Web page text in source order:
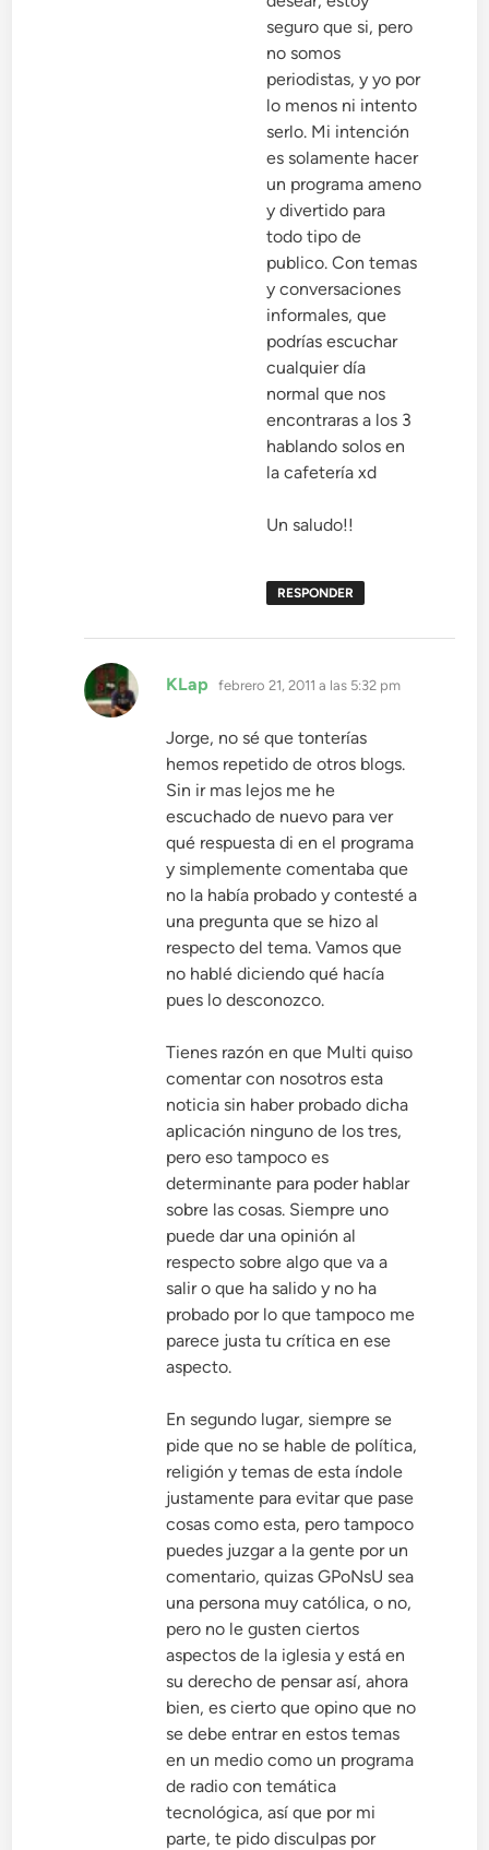
seguro que si, pero
no somos
periodistas, y yo por
lo menos ni intento
serlo. Mi intención
es solamente hacer
un programa ameno
y divertido para
todo tipo de
publico. Con temas
y conversaciones
informales, que
podrías escuchar
cualquier día
normal que nos
encontraras a los 3
hablando solos en
la cafetería xd
Un saludo!!
RESPONDER
KLap dice:
febrero 21, 2011 a las 5:32 pm
Jorge, no sé que tonterías
hemos repetido de otros blogs.
Sin ir mas lejos me he
escuchado de nuevo para ver
qué respuesta di en el programa
y simplemente comentaba que
no la había probado y contesté a
una pregunta que se hizo al
respecto del tema. Vamos que
no hablé diciendo qué hacía
pues lo desconozco.
Tienes razón en que Multi quiso
comentar con nosotros esta
noticia sin haber probado dicha
aplicación ninguno de los tres,
pero eso tampoco es
determinante para poder hablar
sobre las cosas. Siempre uno
puede dar una opinión al
respecto sobre algo que va a
salir o que ha salido y no ha
probado por lo que tampoco me
parece justa tu crítica en ese
aspecto.
En segundo lugar, siempre se
pide que no se hable de política,
religión y temas de esta índole
justamente para evitar que pase
cosas como esta, pero tampoco
puedes juzgar a la gente por un
comentario, quizas GPoNsU sea
una persona muy católica, o no,
pero no le gusten ciertos
aspectos de la iglesia y está en
su derecho de pensar así, ahora
bien, es cierto que opino que no
se debe entrar en estos temas
en un medio como un programa
de radio con temática
tecnológica, así que por mi
parte, te pido disculpas por